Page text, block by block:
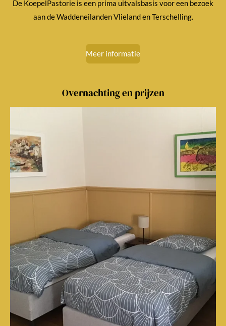
De KoepelPastorie is een prima uitvalsbasis voor een bezoek
aan de Waddeneilanden Vlieland en Terschelling.
Meer informatie
Overnachting en prijzen